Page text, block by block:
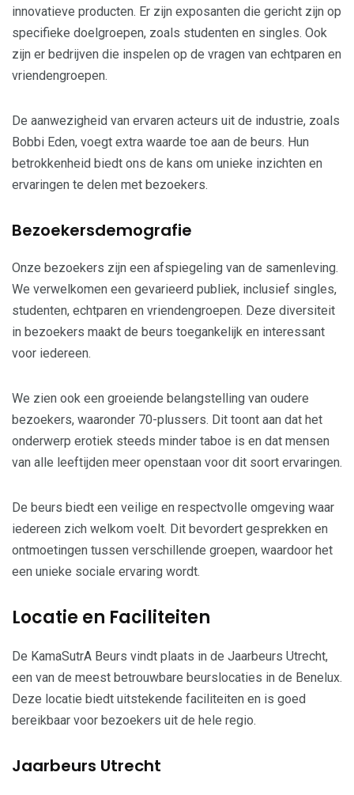
innovatieve producten. Er zijn exposanten die gericht zijn op
specifieke doelgroepen, zoals studenten en singles. Ook
zijn er bedrijven die inspelen op de vragen van echtparen en
vriendengroepen.
De aanwezigheid van ervaren acteurs uit de industrie, zoals
Bobbi Eden, voegt extra waarde toe aan de beurs. Hun
betrokkenheid biedt ons de kans om unieke inzichten en
ervaringen te delen met bezoekers.
Bezoekersdemografie
Onze bezoekers zijn een afspiegeling van de samenleving.
We verwelkomen een gevarieerd publiek, inclusief singles,
studenten, echtparen en vriendengroepen. Deze diversiteit
in bezoekers maakt de beurs toegankelijk en interessant
voor iedereen.
We zien ook een groeiende belangstelling van oudere
bezoekers, waaronder 70-plussers. Dit toont aan dat het
onderwerp erotiek steeds minder taboe is en dat mensen
van alle leeftijden meer openstaan voor dit soort ervaringen.
De beurs biedt een veilige en respectvolle omgeving waar
iedereen zich welkom voelt. Dit bevordert gesprekken en
ontmoetingen tussen verschillende groepen, waardoor het
een unieke sociale ervaring wordt.
Locatie en Faciliteiten
De KamaSutrA Beurs vindt plaats in de Jaarbeurs Utrecht,
een van de meest betrouwbare beurslocaties in de Benelux.
Deze locatie biedt uitstekende faciliteiten en is goed
bereikbaar voor bezoekers uit de hele regio.
Jaarbeurs Utrecht